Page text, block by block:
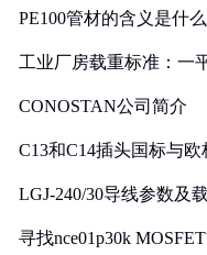
PE100管材的含义是什么
工业厂房载重标准：一
CONOSTAN公司简介
C13和C14插头国标与
LGJ-240/30导线参数及
寻找nce01p30k